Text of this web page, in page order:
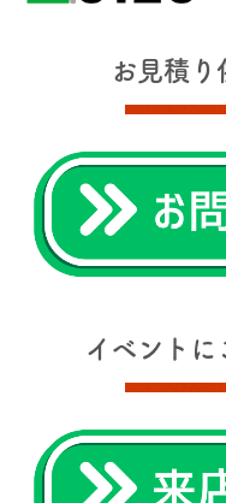
お見積り
イベントに